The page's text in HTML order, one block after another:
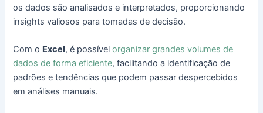
os dados são analisados e interpretados, proporcionando
insights valiosos para tomadas de decisão.
Com o Excel, é possívelorganizar grandes volumes de
dados de forma eficiente, facilitando a identificação de
padrões e tendências que podem passar despercebidos
em análises manuais.